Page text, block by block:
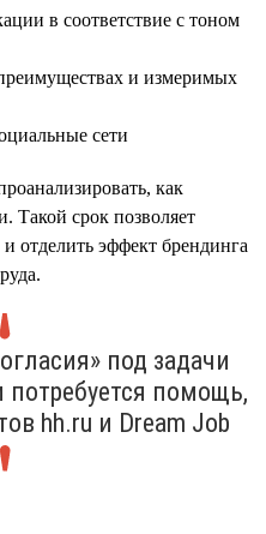
в соответствие с тоном
и измеримых
сети
как
Такой срок позволяет
отделить эффект брендинга
под задачи
помощь,
hh.ru и Dream Job